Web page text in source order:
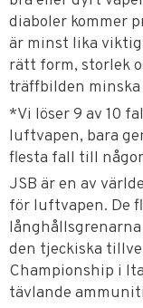
diaboler kommer
är minst lika
rätt form, storlek
träffbilden
*Vi löser 9 av 10
luftvapen, bara
flesta fall till
JSB är en av
för luftvapen. De
den tjeckiska
Championship i
tävlande